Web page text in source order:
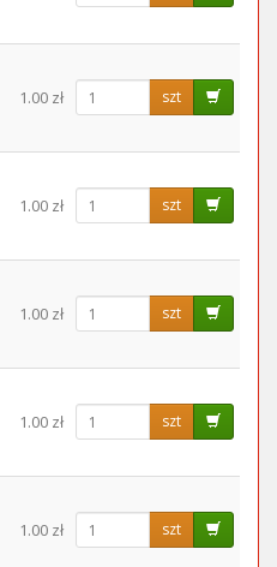
1.00 zł szt
1.00 zł szt
1.00 zł szt
1.00 zł szt
1.00 zł szt